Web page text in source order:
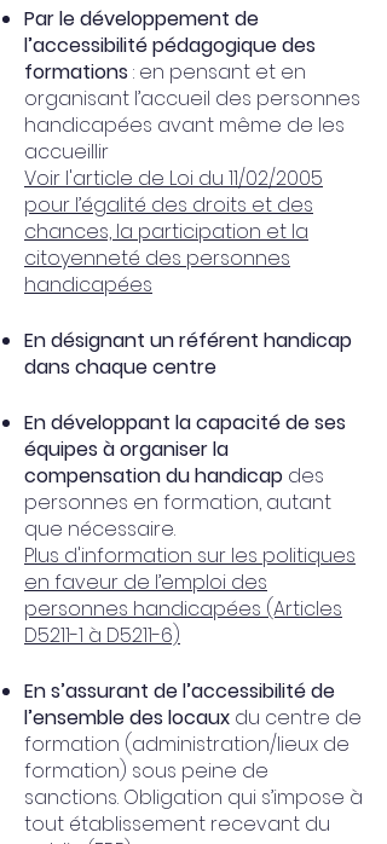
Par le développement de
l’accessibilité pédagogique des
formations : en pensant et en
organisant l’accueil des personnes
handicapées avant même de les
accueillir
Voir l'article de Loi du 11/02/2005
pour l’égalité des droits et des
chances, la participation et la
citoyenneté des personnes
handicapées
En désignant un référent handicap
dans chaque centre
En développant la capacité de ses
équipes à organiser la
compensation du handicap des
personnes en formation, autant
que nécessaire.
Plus d'information sur les politiques
en faveur de l’emploi des
personnes handicapées (Articles
D5211-1 à D5211-6)
En s’assurant de l’accessibilité de
l’ensemble des locaux du centre de
formation (administration/lieux de
formation) sous peine de
sanctions. Obligation qui s’impose à
tout établissement recevant du